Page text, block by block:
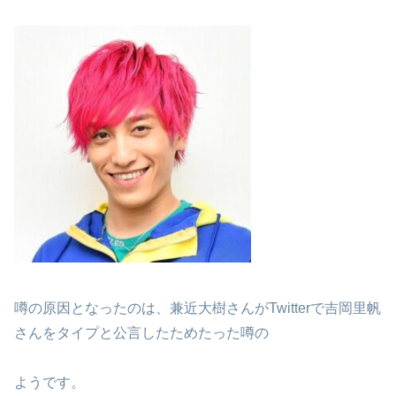
噂の原因となったのは、兼近大樹さんがTwitterで吉岡里帆
さんをタイプと公言したためたった噂の
ようです。